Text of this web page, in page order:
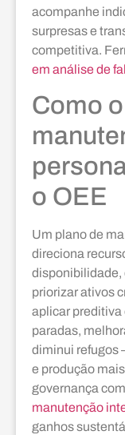
acompanhe
surpresas e
competitiva.
em análise de
Como
o OEE
Um plano de
direciona
disponibilidade,
priorizar ativos
aplicar preditiva
paradas,
diminui refugos
e produção
governança
manutenção
ganhos